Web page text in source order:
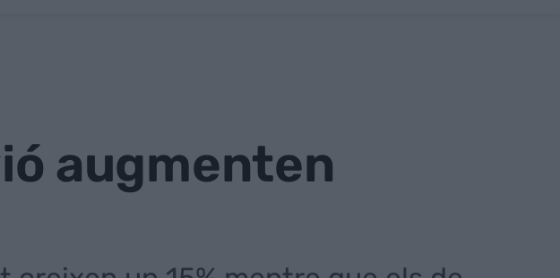
augmenten